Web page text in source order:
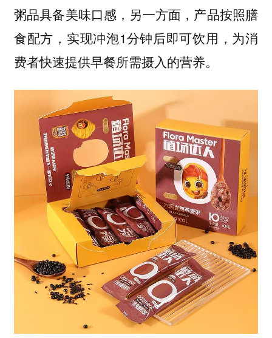
粥品具备美味口感，另一方面，产品按照膳
食配方，实现冲泡1分钟后即可饮用，为消
费者快速提供早餐所需摄入的营养。